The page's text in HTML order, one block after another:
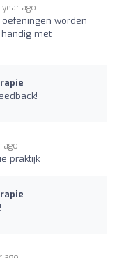
year ago
worden
met
ago
praktijk